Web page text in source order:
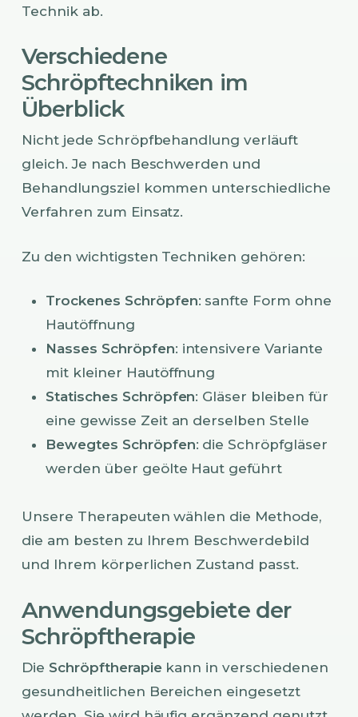
Technik ab.
Verschiedene
Schröpftechniken im
Überblick
Nicht jede Schröpfbehandlung verläuft
gleich. Je nach Beschwerden und
Behandlungsziel kommen unterschiedliche
Verfahren zum Einsatz.
Zu den wichtigsten Techniken gehören:
Trockenes Schröpfen: sanfte Form ohne
Hautöffnung
Nasses Schröpfen: intensivere Variante
mit kleiner Hautöffnung
Statisches Schröpfen: Gläser bleiben für
eine gewisse Zeit an derselben Stelle
Bewegtes Schröpfen: die Schröpfgläser
werden über geölte Haut geführt
Unsere Therapeuten wählen die Methode,
die am besten zu Ihrem Beschwerdebild
und Ihrem körperlichen Zustand passt.
Anwendungsgebiete der
Schröpftherapie
Die Schröpftherapie kann in verschiedenen
gesundheitlichen Bereichen eingesetzt